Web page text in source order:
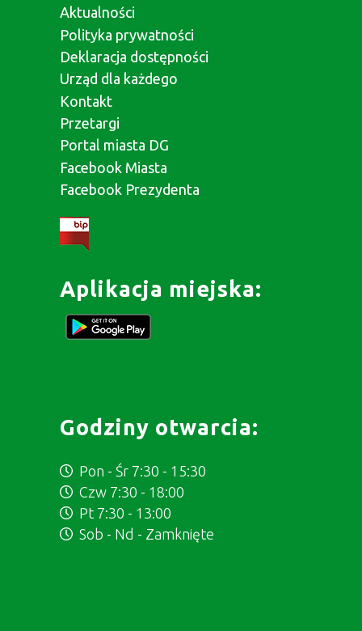
Aktualności
Polityka prywatności
Deklaracja dostępności
Urząd dla każdego
Kontakt
Przetargi
Portal miasta DG
Facebook Miasta
Facebook Prezydenta
Aplikacja miejska:
Godziny otwarcia:
Pon - Śr 7:30 - 15:30
Czw 7:30 - 18:00
Pt 7:30 - 13:00
Sob - Nd - Zamknięte